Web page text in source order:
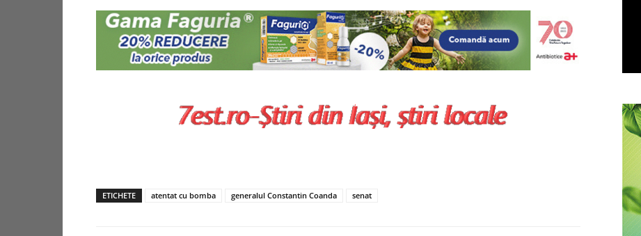
ETICHETE atentat cu bomba generalul Constantin Coanda senat